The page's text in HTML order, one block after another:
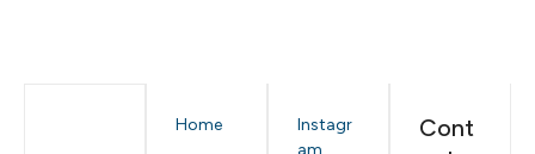
Home
Instagr
am
Cont